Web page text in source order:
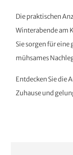
Die praktischen
Winterabende am
Sie sorgen für
mühsames
Entdecken Sie die
Zuhause und